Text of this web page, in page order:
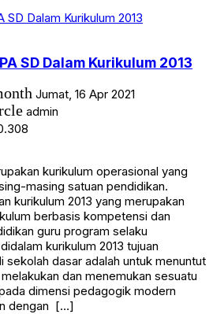
SD Dalam Kurikulum 2013
Jumat, 16 Apr 2021
admin
kurikulum operasional yang
masing satuan pendidikan.
kurikulum 2013 yang merupakan
berbasis kompetensi dan
guru program selaku
kurikulum 2013 tujuan
sekolah dasar adalah untuk menuntut
dan menemukan sesuatu
dimensi pedagogik modern
dengan […]